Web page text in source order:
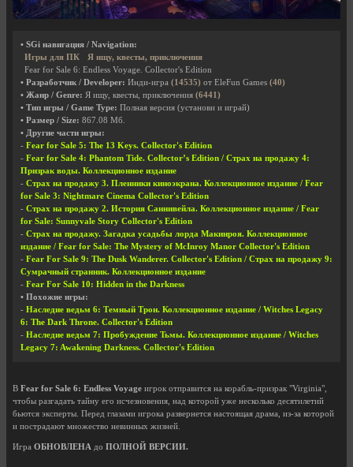
• SGi навигация / Navigation:
Игры для ПК
Я ищу, квесты, приключения
Fear for Sale 6: Endless Voyage. Collector's Edition
• Разработчик / Developer: Инди-игра (14535) от EleFun Games (40)
• Жанр / Genre: Я ищу, квесты, приключения (6441)
• Тип игры / Game Type: Полная версия (установи и играй)
• Размер / Size: 867.08 Мб.
• Другие части игры:
- Fear for Sale 5: The 13 Keys. Collector's Edition
- Fear for Sale 4: Phantom Tide. Collector’s Edition / Страх на продажу 4:
Призрак воды. Коллекционное издание
- Страх на продажу 3. Пленники киноэкрана. Коллекционное издание / Fear
for Sale 3: Nightmare Cinema Collector's Edition
- Страх на продажу 2. История Саннивейла. Коллекционное издание / Fear
for Sale: Sunnyvale Story Collector's Edition
- Страх на продажу. Загадка усадьбы лорда Макинроя. Коллекционное
издание / Fear for Sale: The Mystery of McInroy Manor Collector's Edition
- Fear For Sale 9: The Dusk Wanderer. Collector's Edition / Страх на продажу 9:
Сумрачный странник. Коллекционное издание
- Fear For Sale 10: Hidden in the Darkness
• Похожие игры:
- Наследие ведьм 6: Темный Трон. Коллекционное издание / Witches Legacy
6: The Dark Throne. Collector's Edition
- Наследие ведьм 7: Пробуждение Тьмы. Коллекционное издание / Witches
Legacy 7: Awakening Darkness. Collector's Edition
В Fear for Sale 6: Endless Voyage игрок отправится на корабль-призрак "Virginia",
чтобы разгадать тайну его исчезновения, над которой уже несколько десятилетий
бьются эксперты. Перед глазами игрока развернется настоящая драма, из-за которой
и пострадают множество невинных жизней.
Игра ОБНОВЛЕНА до ПОЛНОЙ ВЕРСИИ.